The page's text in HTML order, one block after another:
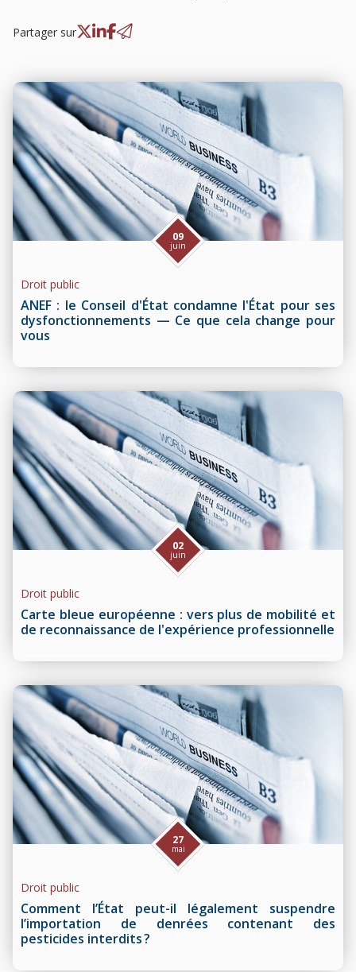
Partager sur
ANEF : le Conseil d'État condamne l'État pour ses
dysfonctionnements — Ce que cela change pour
vous
09
juin
Droit public
Carte bleue européenne : vers plus de mobilité et
de reconnaissance de l'expérience professionnelle
02
juin
Droit public
Comment l’État peut-il légalement suspendre
l’importation de denrées contenant des
pesticides interdits ?
27
mai
Droit public